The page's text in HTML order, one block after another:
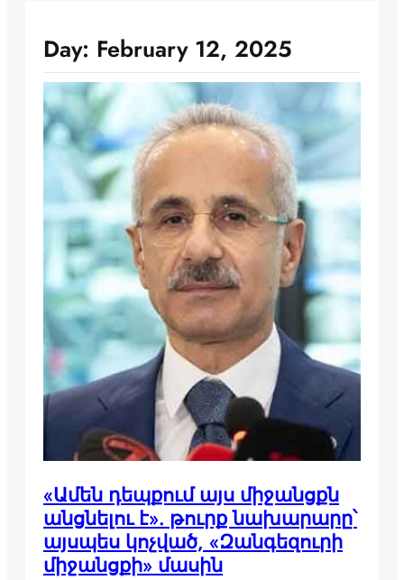
Day: February 12, 2025
«Ամեն դեպքում այս միջանցքն
անցնելու է». թուրք նախարարը՝
այսպես կոչված, «Զանգեզուրի
միջանցքի» մասին